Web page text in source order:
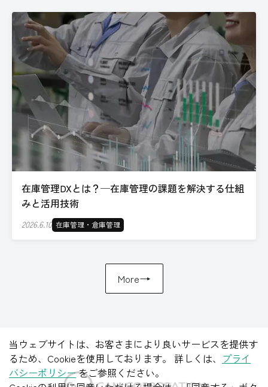
在庫管理DXとは？─在庫管理の課題を解決する仕組
みと活用技術
2026.6.10 在庫管理・倉庫管理
More→
当ウェブサイトは、お客さまにより良いサービスを提供す
るため、Cookieを使用しております。 詳しくは、 プライ
バシーポリシーをご参照ください。